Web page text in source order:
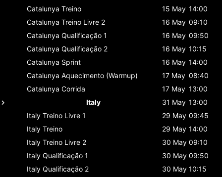
Catalunya Treino 15 May 14:00
Catalunya Treino Livre 2 16 May 09:10
Catalunya Qualificação 1 16 May 09:50
Catalunya Qualificação 2 16 May 10:15
Catalunya Sprint 16 May 14:00
Catalunya Aquecimento (Warmup) 17 May 08:40
Catalunya Corrida 17 May 13:00
Italy
31 May 13:00
Italy Treino Livre 1 29 May 09:45
Italy Treino 29 May 14:00
Italy Treino Livre 2 30 May 09:10
Italy Qualificação 1 30 May 09:50
Italy Qualificação 2 30 May 10:15